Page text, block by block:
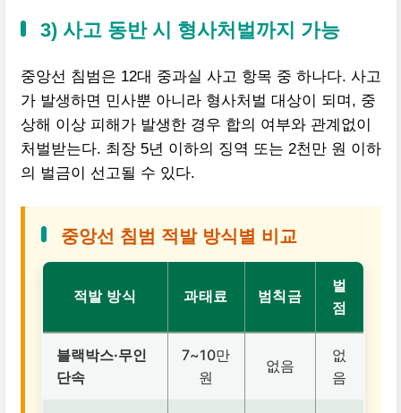
3) 사고 동반 시 형사처벌까지 가능
중앙선 침범은 12대 중과실 사고 항목 중 하나다. 사고
가 발생하면 민사뿐 아니라 형사처벌 대상이 되며, 중
상해 이상 피해가 발생한 경우 합의 여부와 관계없이
처벌받는다. 최장 5년 이하의 징역 또는 2천만 원 이하
의 벌금이 선고될 수 있다.
중앙선 침범 적발 방식별 비교
적발 방식 과태료 범칙금
벌
점
블랙박스·무인
단속
7~10만
원
없음
없
음